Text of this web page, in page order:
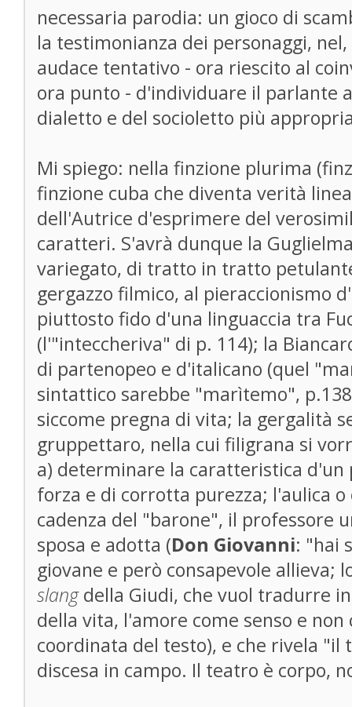
necessaria parodia: un gioco di
la testimonianza dei personaggi,
audace tentativo - ora riescito al
ora punto - d'individuare il parlante
dialetto e del socioletto più
Mi spiego: nella finzione plurima
finzione cuba che diventa verità
dell'Autrice d'esprimere del
caratteri. S'avrà dunque la
variegato, di tratto in tratto
gergazzo filmico, al pieraccionismo
piuttosto fido d'una linguaccia tra
(l'"inteccheriva" di p. 114); la
di partenopeo e d'italicano (quel
sintattico sarebbe "marìtemo",
siccome pregna di vita; la gergalità
gruppettaro, nella cui filigrana si
a) determinare la caratteristica d'un
forza e di corrotta purezza; l'aulica
cadenza del "barone", il professore
sposa e adotta (Don Giovanni: "hai
giovane e però consapevole allieva;
slangdella Giudi, che vuol tradurre
della vita, l'amore come senso e
coordinata del testo), e che rivela "il
discesa in campo. Il teatro è corpo,